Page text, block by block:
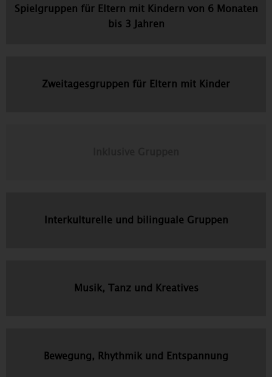
Spielgruppen für Eltern mit Kindern von 6 Monaten
bis 3 Jahren
Zweitagesgruppen für Eltern mit Kinder
Interkulturelle und bilinguale Gruppen
Musik, Tanz und Kreatives
Bewegung, Rhythmik und Entspannung